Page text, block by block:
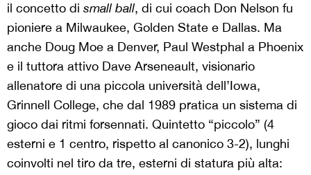
il concetto di small ball, di cui coach Don Nelson fu
pioniere a Milwaukee, Golden State e Dallas. Ma
anche Doug Moe a Denver, Paul Westphal a Phoenix
e il tuttora attivo Dave Arseneault, visionario
allenatore di una piccola università dell’Iowa,
Grinnell College, che dal 1989 pratica un sistema di
gioco dai ritmi forsennati. Quintetto “piccolo” (4
esterni e 1 centro, rispetto al canonico 3-2), lunghi
coinvolti nel tiro da tre, esterni di statura più alta: